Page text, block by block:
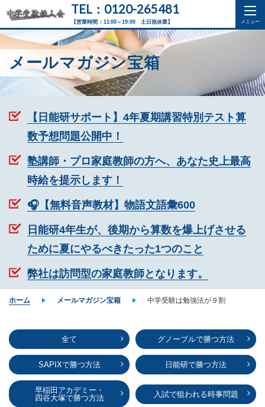
【営業時間：11:00～19:00 土日祝休業】
TEL：0120-265481
メールマガジン宝箱
【日能研サポート】4年夏期講習特別テスト算
数予想問題公開中！
塾講師・プロ家庭教師の方へ、あなた史上最高
時給を提示します！
🎧【無料音声教材】物語文語彙600
日能研4年生が、後期から算数を爆上げさせる
ために夏にやるべきたった1つのこと
弊社は訪問型の家庭教師となります。
ホーム メールマガジン宝箱 中学受験は勉強法が９割
全て グノーブルで勝つ方法
SAPIXで勝つ方法 日能研で勝つ方法
早稲田アカデミー・
四谷大塚で勝つ方法
入試で狙われる時事問題